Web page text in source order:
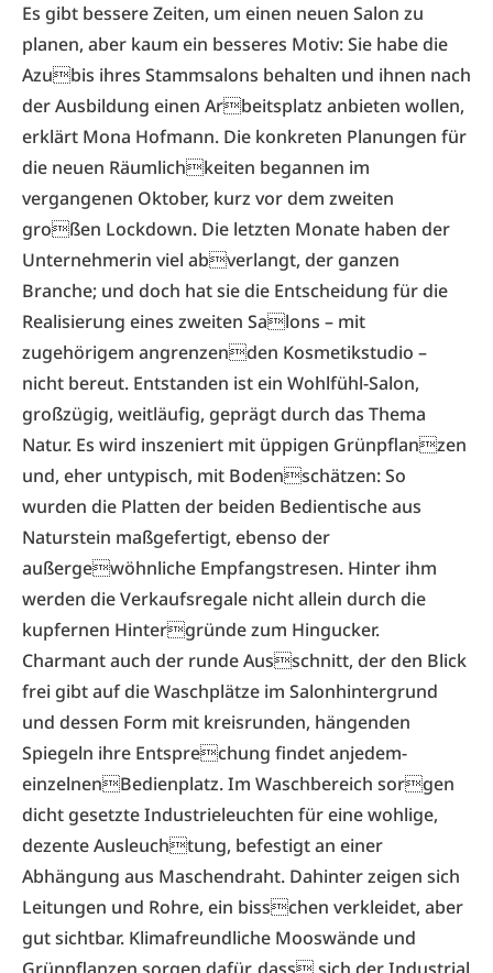
Es gibt bessere Zeiten, um einen neuen Salon zu
planen, aber kaum ein besseres Motiv: Sie habe die
Azubis ihres Stammsalons behalten und ihnen nach
der Ausbildung einen Arbeitsplatz anbieten wollen,
erklärt Mona Hofmann. Die konkreten Planungen für
die neuen Räumlichkeiten begannen im
vergangenen Oktober, kurz vor dem zweiten
großen Lockdown. Die letzten Monate haben der
Unternehmerin viel abverlangt, der ganzen
Branche; und doch hat sie die Entscheidung für die
Realisierung eines zweiten Salons – mit
zugehörigem angrenzenden Kosmetikstudio –
nicht bereut. Entstanden ist ein Wohlfühl-Salon,
großzügig, weitläufig, geprägt durch das Thema
Natur. Es wird ins­zeniert­ mit­ üppigen­ Grünpflanzen
und, eher untypisch, mit Bodenschätzen: So
wurden die Platten der beiden Bedientische aus
Naturstein maßgefertigt, ebenso der
außergewöhnliche Empfangstresen. Hinter ihm
werden die Verkaufsregale nicht allein durch die
kupfernen Hintergründe zum Hingucker.
Charmant auch der runde Ausschnitt, der den Blick
frei gibt auf die Waschplätze im Salonhintergrund
und dessen Form mit kreisrunden, hängenden
Spiegeln ihre Entsprechung­ findet­ an­jedem­
einzelnenBedienplatz. Im Waschbereich sorgen
dicht gesetzte Industrieleuchten für eine wohlige,
dezente Ausleuchtung, befestigt an einer
Abhängung aus Maschendraht. Dahinter zeigen sich
Leitungen und Rohre, ein bisschen verkleidet, aber
gut sichtbar. Klimafreundliche Mooswände und